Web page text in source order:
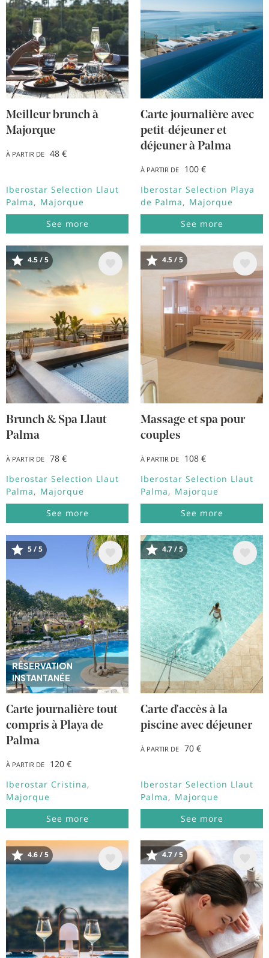
Meilleur brunch à
Majorque
À PARTIR DE 48 €
Iberostar Selection Llaut
Palma
Majorque
See more
Carte journalière avec
petit-déjeuner et
déjeuner à Palma
À PARTIR DE
100 €
Iberostar Selection Playa
de Palma
Majorque
See more
Image
4.5 / 5
Brunch & Spa Llaut
Palma
À PARTIR DE
78 €
Iberostar Selection Llaut
Palma
Majorque
See more
Image
4.5 / 5
Massage et spa pour
couples
À PARTIR DE
108 €
Iberostar Selection Llaut
Palma
Majorque
See more
RÉSERVATION
INSTANTANÉE
Image
5 / 5
Carte journalière tout
compris à Playa de
Palma
À PARTIR DE
120 €
Iberostar Cristina
Majorque
See more
Image
4.7 / 5
Carte d'accès à la
piscine avec déjeuner
À PARTIR DE 70 €
Iberostar Selection Llaut
Palma
Majorque
See more
Image
4.6 / 5
Image
4.7 / 5